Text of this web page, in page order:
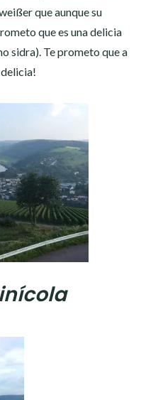
que aunque su
que es una delicia
sidra). Te prometo que a